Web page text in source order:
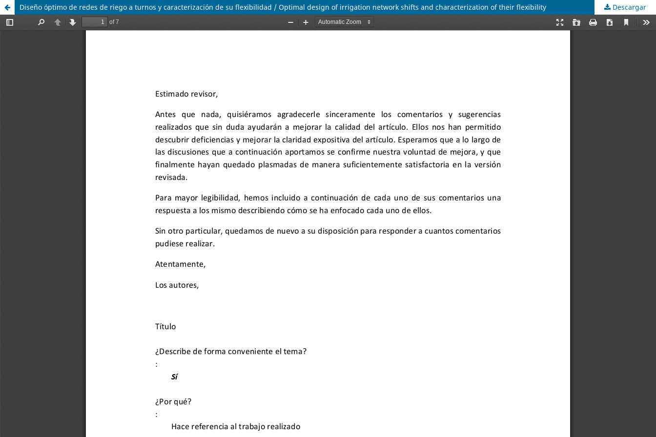
Diseño óptimo de redes de riego a turnos y caracterización de su flexibilidad / Optimal design of irrigation network shifts and characterization of their flexibility Descargar